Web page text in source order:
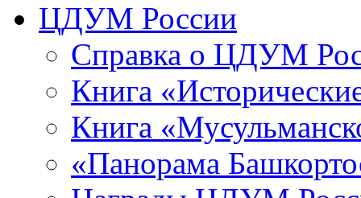
ЦДУМ России
Справка о ЦДУМ
Книга
Книга
«Панорама